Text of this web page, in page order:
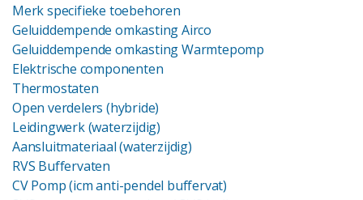
Merk specifieke toebehoren
Geluiddempende omkasting Airco
Geluiddempende omkasting Warmtepomp
Elektrische componenten
Thermostaten
Open verdelers (hybride)
Leidingwerk (waterzijdig)
Aansluitmateriaal (waterzijdig)
RVS Buffervaten
CV Pomp (icm anti-pendel buffervat)